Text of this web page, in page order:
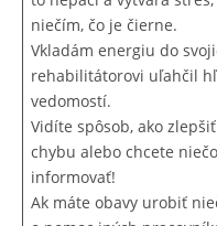
niečím, čo je čierne.
Vkladám energiu do
rehabilitátorovi uľahčil
vedomostí.
Vidíte spôsob, ako
chybu alebo chcete
informovať!
Ak máte obavy urobiť